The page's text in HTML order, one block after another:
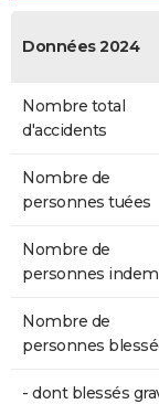
Données 2024
Nombre total
d'accidents
Nombre de
personnes tuées
Nombre de
personnes
Nombre de
personnes
- dont blessés